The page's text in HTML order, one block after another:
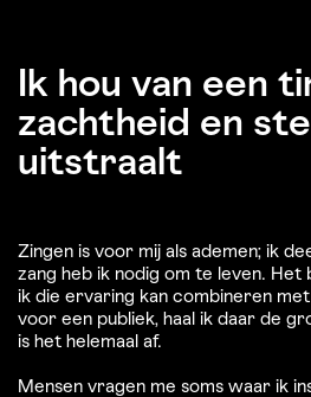
Ik hou van een
zachtheid en
uitstraalt
Zingen is voor mij als ademen; ik
zang heb ik nodig om te leven.
ik die ervaring kan combineren
voor een publiek, haal ik daar de
is het helemaal af.
Mensen vragen me soms waar ik